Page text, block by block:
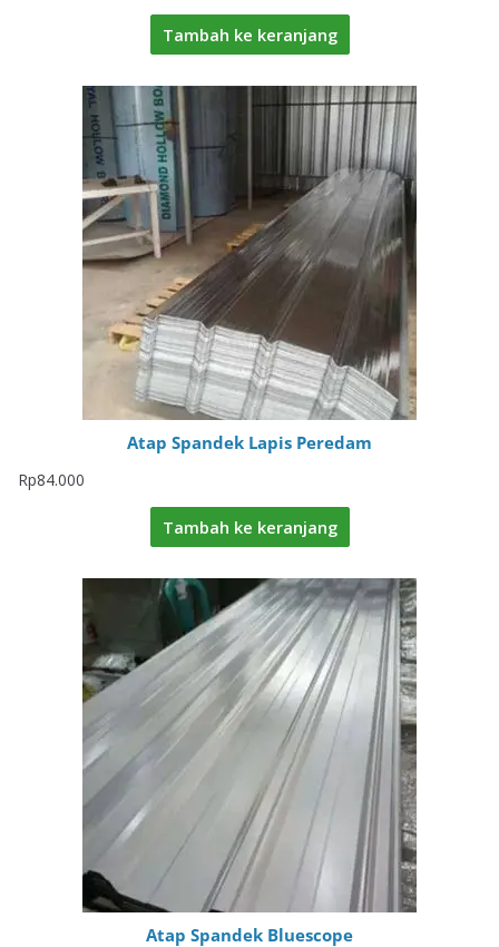
Tambah ke keranjang
Atap Spandek Lapis Peredam
Rp84.000
Tambah ke keranjang
Atap Spandek Bluescope